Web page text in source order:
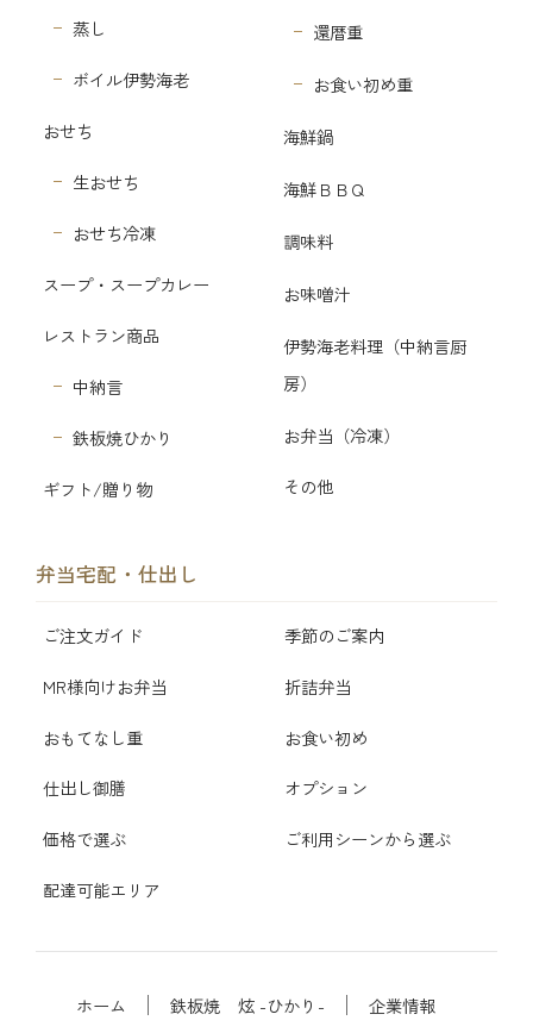
蒸し
ボイル伊勢海老
おせち
生おせち
おせち冷凍
スープ・スープカレー
レストラン商品
中納言
鉄板焼ひかり
ギフト/贈り物
還暦重
お食い初め重
海鮮鍋
海鮮ＢＢＱ
調味料
お味噌汁
伊勢海老料理（中納言厨
房）
お弁当（冷凍）
その他
弁当宅配・仕出し
ご注文ガイド 季節のご案内
MR様向けお弁当 折詰弁当
おもてなし重 お食い初め
仕出し御膳 オプション
価格で選ぶ ご利用シーンから選ぶ
配達可能エリア
ホーム 鉄板焼 炫 -ひかり- 企業情報